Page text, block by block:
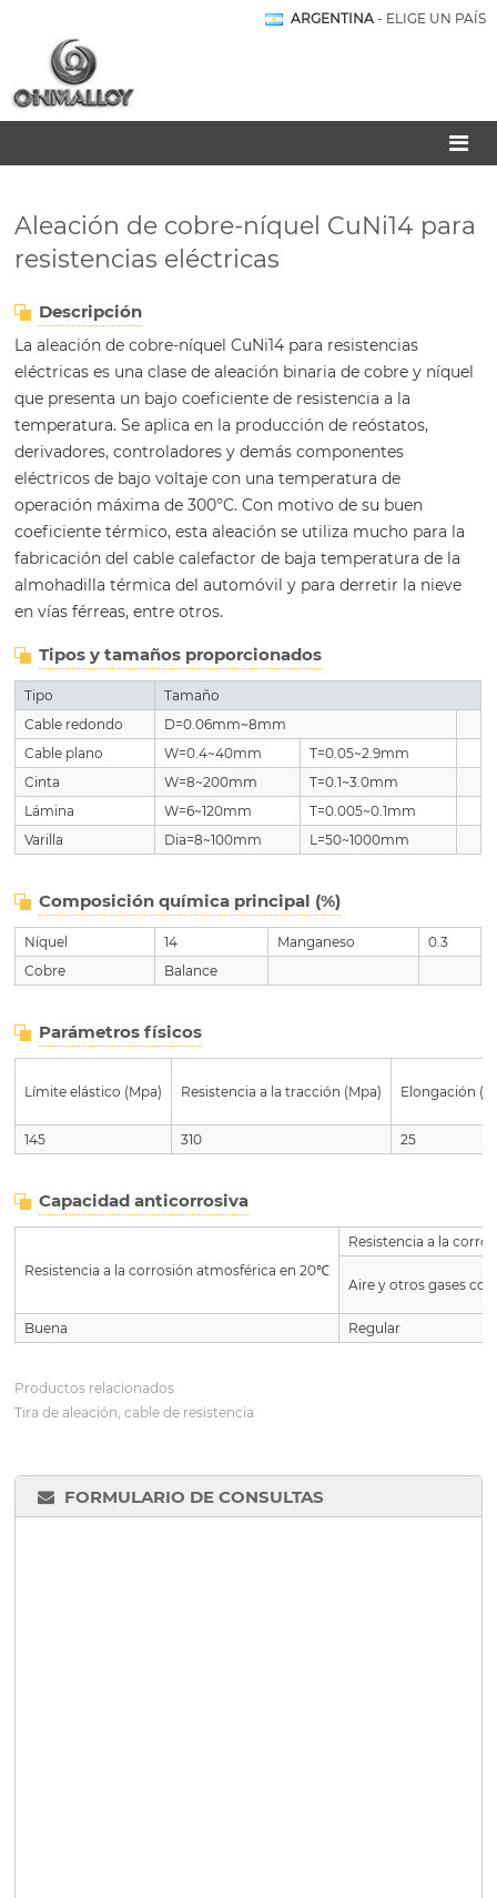
ARGENTINA - ELIGE UN PAÍS
Aleación de cobre-níquel CuNi14 para
resistencias eléctricas
Descripción
La aleación de cobre-níquel CuNi14 para resistencias
eléctricas es una clase de aleación binaria de cobre y níquel
que presenta un bajo coeficiente de resistencia a la
temperatura. Se aplica en la producción de reóstatos,
derivadores, controladores y demás componentes
eléctricos de bajo voltaje con una temperatura de
operación máxima de 300°C. Con motivo de su buen
coeficiente térmico, esta aleación se utiliza mucho para la
fabricación del cable calefactor de baja temperatura de la
almohadilla térmica del automóvil y para derretir la nieve
en vías férreas, entre otros.
Tipos y tamaños proporcionados
Tipo
Tamaño
Cable redondo
D=0.06mm~8mm
Cable plano
W=0.4~40mm
T=0.05~2.9mm
Cinta
W=8~200mm
T=0.1~3.0mm
Lámina
W=6~120mm
T=0.005~0.1mm
Varilla
Dia=8~100mm L=50~1000mm
Composición química principal (%)
Níquel 14 Manganeso
0.3
Cobre
Balance
Parámetros físicos
Límite elástico (Mpa) Resistencia a la tracción (Mpa) Elongación
145 310 25
Capacidad anticorrosiva
Resistencia a la corrosión atmosférica en 20℃
Resistencia a la
Aire y otros gases
Buena Regular
Productos relacionados
Tira de aleación, cable de resistencia
FORMULARIO DE CONSULTAS